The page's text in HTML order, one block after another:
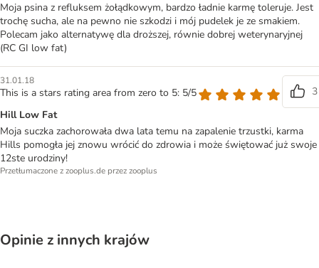
Moja psina z refluksem żołądkowym, bardzo ładnie karmę toleruje. Jest
trochę sucha, ale na pewno nie szkodzi i mój pudelek je ze smakiem.
Polecam jako alternatywę dla droższej, równie dobrej weterynaryjnej
(RC GI low fat)
31.01.18
This is a stars rating area from zero to 5: 5/5
3
Hill Low Fat
Moja suczka zachorowała dwa lata temu na zapalenie trzustki, karma
Hills pomogła jej znowu wrócić do zdrowia i może świętować już swoje
12ste urodziny!
Przetłumaczone z zooplus.de przez zooplus
Opinie z innych krajów